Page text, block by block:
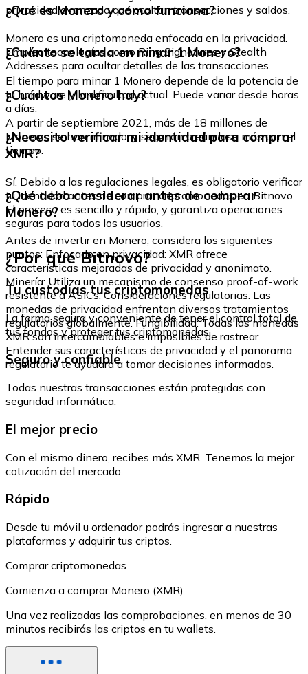
privacidad avanzada que ocultan transacciones y saldos.
¿Qué es Monero y cómo funciona?
Monero es una criptomoneda enfocada en la privacidad.
Emplea tecnologías como Ring Signatures y Stealth
Addresses para ocultar detalles de las transacciones.
¿Cuánto se tarda en minar 1 Monero?
El tiempo para minar 1 Monero depende de la potencia de
tu hardware y la dificultad actual. Puede variar desde horas
a días.
¿Cuántos Monero hay?
A partir de septiembre 2021, más de 18 millones de
Moneros se han minado, y seguirán creándose más con el
tiempo.
¿Necesito verificar mi identidad para comprar
XMR?
Sí. Debido a las regulaciones legales, es obligatorio verificar
tu identidad antes de comprar criptomonedas en Bitnovo.
El proceso es sencillo y rápido, y garantiza operaciones
seguras para todos los usuarios.
¿Qué debo considerar antes de comprar
Monero?
Antes de invertir en Monero, considera los siguientes
puntos: Enfocado en privacidad: XMR ofrece
características mejoradas de privacidad y anonimato.
Minería: Utiliza un mecanismo de consenso proof-of-work
resistente a ASICs. Consideraciones regulatorias: Las
monedas de privacidad enfrentan diversos tratamientos
regulatorios globalmente. Fungibilidad: Todas las monedas
XMR son intercambiables e imposibles de rastrear.
Entender sus características de privacidad y el panorama
regulatorio te ayudará a tomar decisiones informadas.
¿Por qué Bitnovo?
Tu custodias tus criptomonedas
La forma segura y conveniente de tener el control total de
tus fondos y proteger tus criptomonedas.
Seguro y confiable
Todas nuestras transacciones están protegidas con
seguridad informática.
El mejor precio
Con el mismo dinero, recibes más XMR. Tenemos la mejor
cotización del mercado.
Rápido
Desde tu móvil u ordenador podrás ingresar a nuestras
plataformas y adquirir tus criptos.
Comprar criptomonedas
Comienza a comprar Monero (XMR)
Una vez realizadas las comprobaciones, en menos de 30
minutos recibirás las criptos en tu wallets.